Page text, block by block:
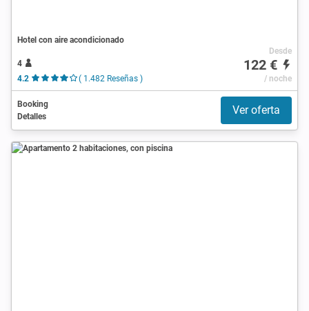
Hotel con aire acondicionado
4
4.2
( 1.482 Reseñas )
Desde
122 €
/ noche
Booking
Detalles
Ver oferta